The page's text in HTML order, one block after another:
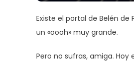
Existe el portal de Belén de
un «oooh» muy grande.
Pero no sufras, amiga.